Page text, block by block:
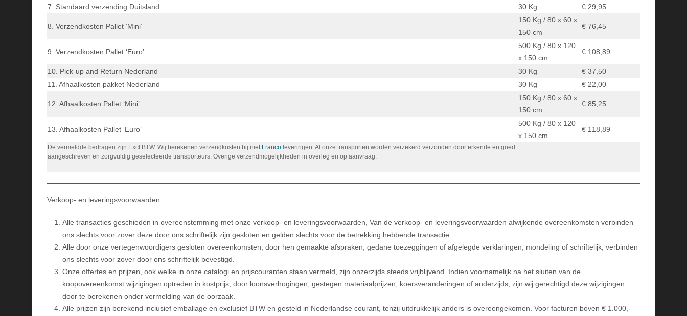
7. Standaard verzending Duitsland
30 Kg € 29,95
8. Verzendkosten Pallet ‘Mini’
150 Kg / 80 x 60 x
150 cm
€ 76,45
9. Verzendkosten Pallet ‘Euro’
500 Kg / 80 x 120
x 150 cm
€ 108,89
10. Pick-up and Return Nederland 30 Kg
€ 37,50
11. Afhaalkosten pakket Nederland
30 Kg € 22,00
12. Afhaalkosten Pallet ‘Mini’
150 Kg / 80 x 60 x
150 cm
€ 85,25
13. Afhaalkosten Pallet ‘Euro’
500 Kg / 80 x 120
x 150 cm
€ 118,89
De vermeldde bedragen zijn Excl BTW. Wij berekenen verzendkosten bij niet Franco leveringen. Al onze transporten worden verzekerd verzonden door erkende en goed
aangeschreven en zorgvuldig geselecteerde transporteurs. Overige verzendmogelijkheden in overleg en op aanvraag.
Verkoop- en leveringsvoorwaarden
Alle transacties geschieden in overeenstemming met onze verkoop- en leveringsvoorwaarden, Van de verkoop- en leveringsvoorwaarden afwijkende overeenkomsten verbinden
ons slechts voor zover deze door ons schriftelijk zijn gesloten en gelden slechts voor de betrekking hebbende transactie.
Alle door onze vertegenwoordigers gesloten overeenkomsten, door hen gemaakte afspraken, gedane toezeggingen of afgelegde verklaringen, mondeling of schriftelijk, verbinden
ons slechts voor zover door ons schriftelijk bevestigd.
Onze offertes en prijzen, ook welke in onze catalogi en prijscouranten staan vermeld, zijn onzerzijds steeds vrijblijvend. Indien voornamelijk na het sluiten van de
koopovereenkomst wijzigingen optreden in kostprijs, door loonsverhogingen, gestegen materiaalprijzen, koersveranderingen of anderzijds, zijn wij gerechtigd deze wijzigingen
door te berekenen onder vermelding van de oorzaak.
Alle prijzen zijn berekend inclusief emballage en exclusief BTW en gesteld in Nederlandse courant, tenzij uitdrukkelijk anders is overeengekomen. Voor facturen boven € 1.000,-